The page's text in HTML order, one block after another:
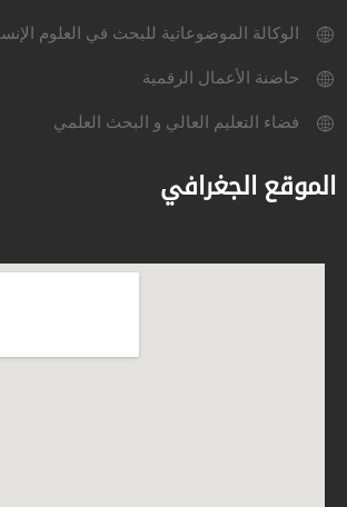
الوكالة الموضوعاتية للبحث في العلوم
حاضنة الأعمال الرقمية
فضاء التعليم العالي و البحث العلمي
الموقع الجغرافي